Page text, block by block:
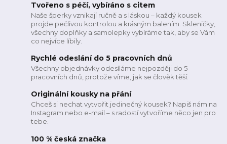
Tvořeno s péčí, vybíráno s citem
Naše šperky vznikají ručně a s láskou – každý kousek
projde pečlivou kontrolou a krásným balením. Skleničky,
všechny doplňky a samolepky vybíráme tak, aby se Vám
co nejvíce líbily.
Rychlé odeslání do 5 pracovních dnů
Všechny objednávky odesíláme nejpozději do 5
pracovních dnů, protože víme, jak se člověk těší.
Originální kousky na přání
Chceš si nechat vytvořit jedinečný kousek? Napiš nám na
Instagram nebo e-mail – s radostí vytvoříme něco jen pro
tebe.
100 % česká značka